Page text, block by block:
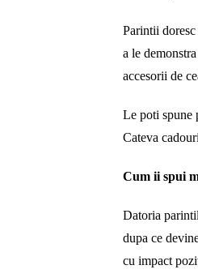
Parintii
a le
accesorii de
Le poti spune
Cateva
Cum ii spui
Datoria
dupa ce
cu impact